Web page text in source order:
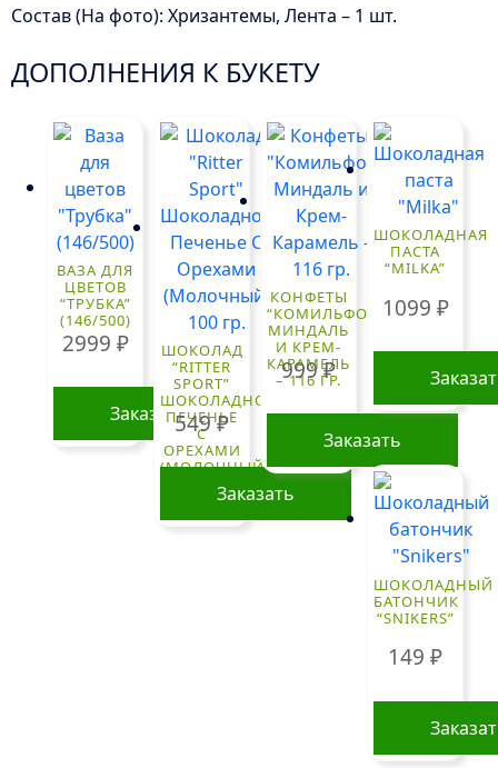
Состав (На фото): Хризантемы, Лента – 1 шт.
ДОПОЛНЕНИЯ К БУКЕТУ
ВАЗА ДЛЯ
ЦВЕТОВ
“ТРУБКА”
(146/500)
2999 ₽
Заказать
ШОКОЛАД
“RITTER
SPORT”
ШОКОЛАДНОЕ
ПЕЧЕНЬЕ
С
ОРЕХАМИ
(МОЛОЧНЫЙ)
100 ГР.
549₽
Заказать
КОНФЕТЫ
“КОМИЛЬФО”
МИНДАЛЬ
И КРЕМ-
КАРАМЕЛЬ
– 116 ГР.
999₽
Заказать
ШОКОЛАДНАЯ
ПАСТА
“MILKA”
1099 ₽
ШОКОЛАДНЫЙ
БАТОНЧИК
“SNIKERS”
149₽